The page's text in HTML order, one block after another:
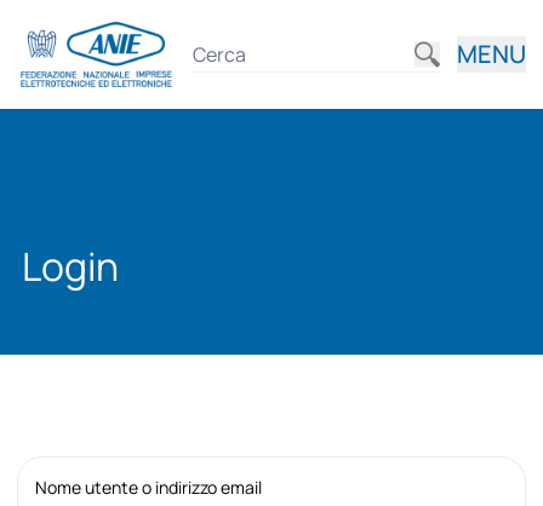
MENU
Login
Nome utente o indirizzo email